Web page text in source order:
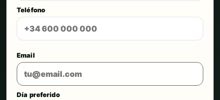
Teléfono
Email
Día preferido